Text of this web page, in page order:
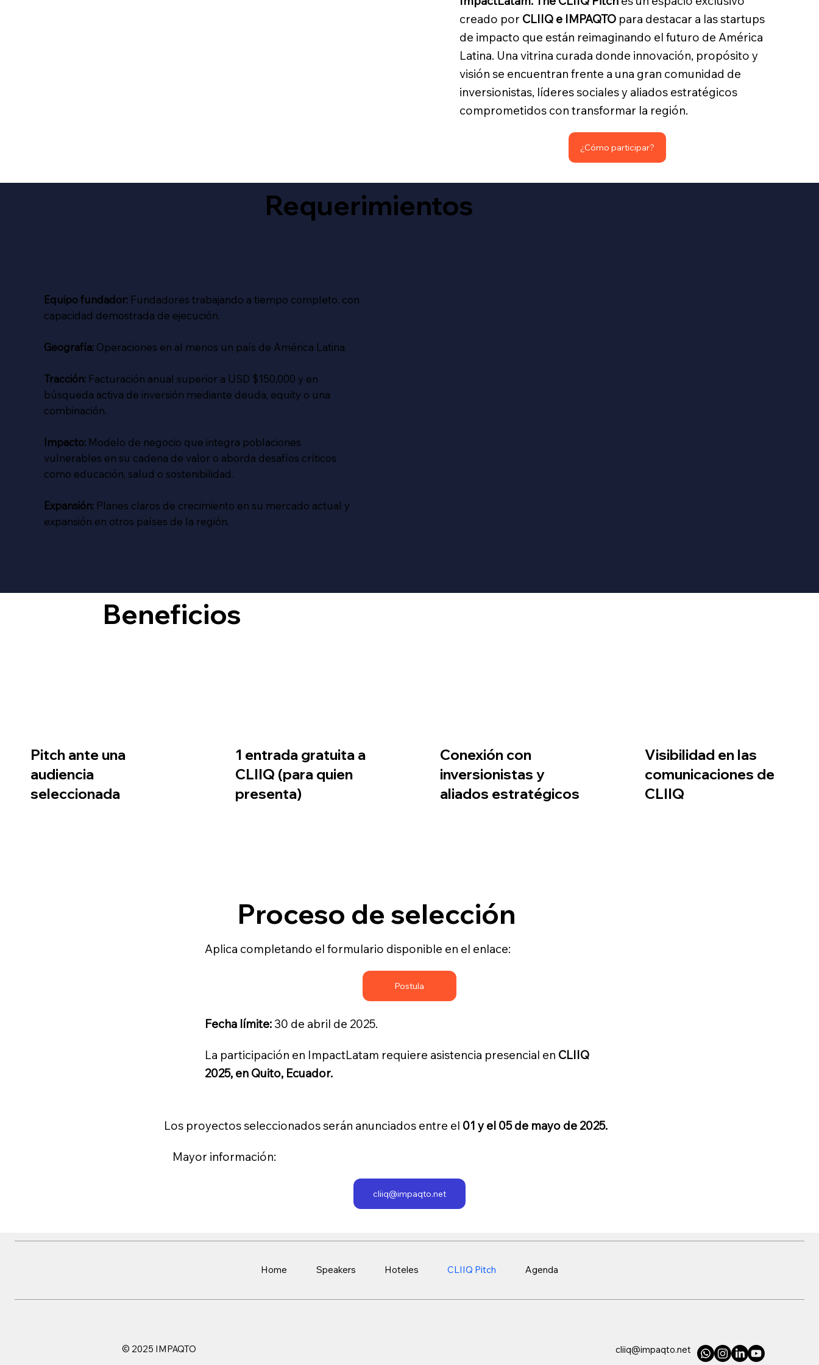
creado por CLIIQ e IMPAQTO para destacar a las startups
de impacto que están reimaginando el futuro de América
Latina. Una vitrina curada donde innovación, propósito y
visión se encuentran frente a una gran comunidad de
inversionistas, líderes sociales y aliados estratégicos
comprometidos con transformar la región.
¿Cómo participar?
Equipo fundador:Fundadores trabajando a tiempo completo, con
capacidad demostrada de ejecución.
Geografía:Operaciones en al menos un país de América Latina.
Tracción:Facturación anual superior a USD $150,000 y en
búsqueda activa de inversión mediante deuda, equity o una
combinación.
Impacto:Modelo de negocio que integra poblaciones
vulnerables en su cadena de valor o aborda desafíos críticos
como educación, salud o sostenibilidad.
Expansión:Planes claros de crecimiento en su mercado actual y
expansión en otros países de la región.
Requerimientos
Beneficios
Visibilidad en las
comunicaciones de
CLIIQ
Conexión con
inversionistas y
aliados estratégicos
1 entrada gratuita a
CLIIQ (para quien
presenta)
Pitch ante una
audiencia
seleccionada
Aplica completando el formulario disponible en el enlace:
Postula
Fecha límite: 30 de abril de 2025.
La participación en ImpactLatam requiere asistencia presencial en CLIIQ
2025, en Quito, Ecuador.
Proceso de selección
Los proyectos seleccionados serán anunciados entre el 01 y el 05 de mayo de 2025.
Mayor información:
cliiq@impaqto.net
Home Speakers Hoteles CLIIQ Pitch Agenda
© 2025 IMPAQTO cliiq@impaqto.net